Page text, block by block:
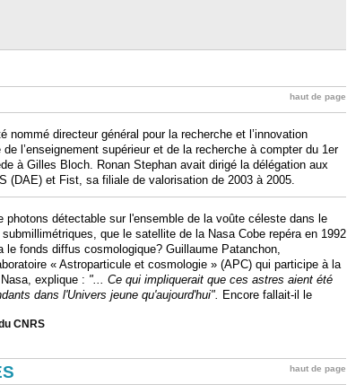
haut de page
nommé directeur général pour la recherche et l’innovation
l’enseignement supérieur et de la recherche à compter du 1er
à Gilles Bloch. Ronan Stephan avait dirigé la délégation aux
(DAE) et Fist, sa filiale de valorisation de 2003 à 2005.
photons détectable sur l'ensemble de la voûte céleste dans le
que le satellite de la Nasa Cobe repéra en 1992
le fonds diffus cosmologique? Guillaume Patanchon,
« Astroparticule et cosmologie » (APC) qui participe à la
explique : "... Ce qui impliquerait que ces astres aient été
dans l'Univers jeune qu'aujourd'hui". Encore fallait-il le
CNRS
haut de page